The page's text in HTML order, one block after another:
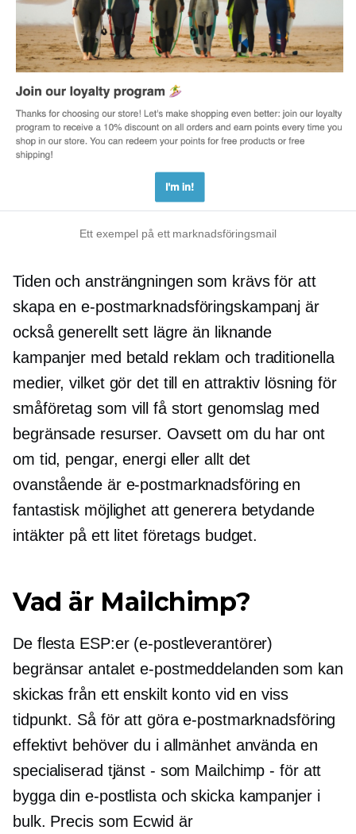
Ett exempel på ett marknadsföringsmail
Tiden och ansträngningen som krävs för att
skapa en e-postmarknadsföringskampanj är
också generellt sett lägre än liknande
kampanjer med betald reklam och traditionella
medier, vilket gör det till en attraktiv lösning för
småföretag som vill få stort genomslag med
begränsade resurser. Oavsett om du har ont
om tid, pengar, energi eller allt det
ovanstående är e-postmarknadsföring en
fantastisk möjlighet att generera betydande
intäkter på ett litet företags budget.
Vad är Mailchimp?
De flesta ESP:er (e-postleverantörer)
begränsar antalet e-postmeddelanden som kan
skickas från ett enskilt konto vid en viss
tidpunkt. Så för att göra e-postmarknadsföring
effektivt behöver du i allmänhet använda en
specialiserad tjänst - som Mailchimp - för att
bygga din e-postlista och skicka kampanjer i
bulk. Precis som Ecwid är